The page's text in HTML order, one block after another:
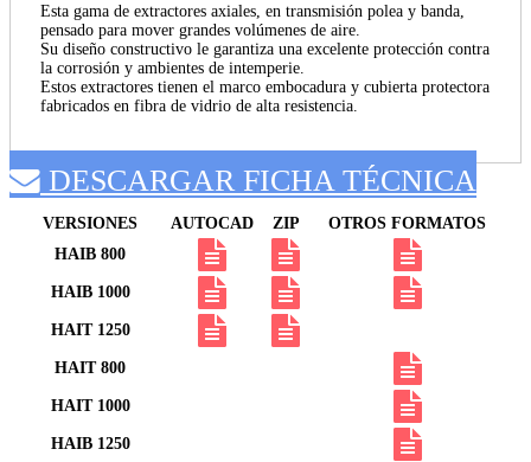
Esta gama de extractores axiales, en transmisión polea y banda,
pensado para mover grandes volúmenes de aire.
Su diseño constructivo le garantiza una excelente protección contra
la corrosión y ambientes de intemperie.
Estos extractores tienen el marco embocadura y cubierta protectora
fabricados en fibra de vidrio de alta resistencia.
DESCARGAR FICHA TÉCNICA
VERSIONES AUTOCAD ZIP
OTROS FORMATOS
HAIB 800
HAIB 1000
HAIT 1250
HAIT 800
HAIT 1000
HAIB 1250